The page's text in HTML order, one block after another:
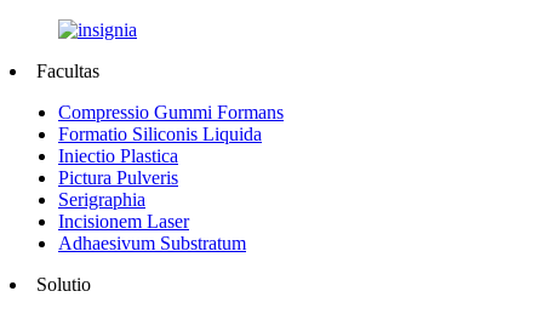
Facultas
Compressio Gummi Formans
Formatio Siliconis Liquida
Iniectio Plastica
Pictura Pulveris
Serigraphia
Incisionem Laser
Adhaesivum Substratum
Solutio